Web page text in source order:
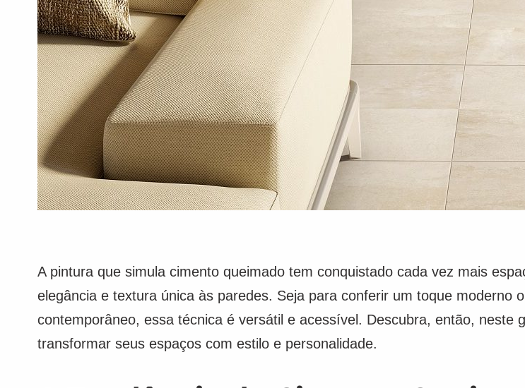
A pintura que simula cimento queimado tem conquistado cada vez mais
elegância e textura única às paredes. Seja para conferir um toque moderno
contemporâneo, essa técnica é versátil e acessível. Descubra, então, neste
transformar seus espaços com estilo e personalidade.